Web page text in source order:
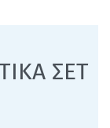
ΣΕΤ